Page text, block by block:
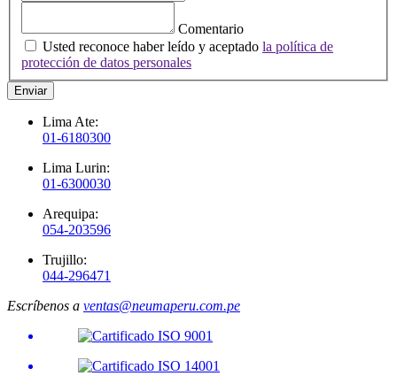
Comentario
Usted reconoce haber leído y aceptado la política de
protección de datos personales
Enviar
Lima Ate:
01-6180300
Lima Lurin:
01-6300030
Arequipa:
054-203596
Trujillo:
044-296471
Escríbenos a ventas@neumaperu.com.pe